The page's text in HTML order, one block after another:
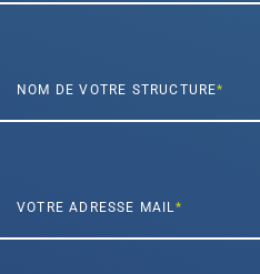
NOM DE VOTRE STRUCTURE
VOTRE ADRESSE MAIL